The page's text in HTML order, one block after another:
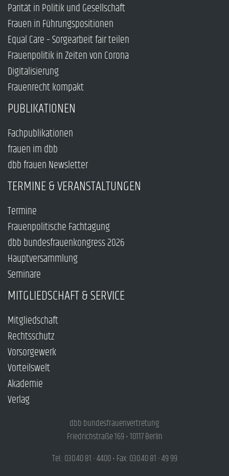
Parität in Politik und Gesellschaft
Frauen in Führungspositionen
Equal Care – Sorgearbeit fair teilen
Frauenpolitik in Zeiten von Corona
Digitalisierung
Frauenrecht kompakt
PUBLIKATIONEN
Fachpublikationen
frauen im dbb
dbb frauen Newsletter
TERMINE & VERANSTALTUNGEN
Termine
Frauenpolitische Fachtagung
dbb bundesfrauenkongress 2026
Hauptversammlung
Seminare
MITGLIEDSCHAFT & SERVICE
Mitgliedschaft
Rechtsschutz
Vorsorgewerk
Vorteilswelt
Akademie
Verlag
dbb bundesfrauenvertretung
Friedrichstraße 169 • 10117 Berlin
Tel.: 030.40 81 - 4400 • Fax: 030.40 81 - 49 99